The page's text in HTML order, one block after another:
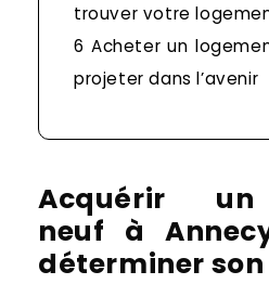
trouver votre
6 Acheter un
projeter dans l’avenir
Acquérir un
neuf à
déterminer